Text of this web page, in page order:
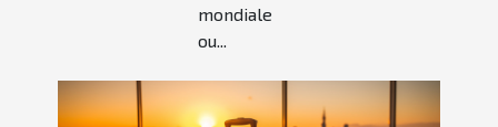
mondiale
ou...